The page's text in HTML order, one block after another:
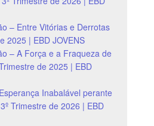
– Entre Vitórias e Derrotas
2025 | EBD JOVENS
– A Força e a Fraqueza de
de 2025 | EBD
Inabalável perante
Trimestre de 2026 | EBD